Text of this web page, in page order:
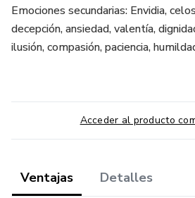
Emociones secundarias: Envidia,
decepción, ansiedad, valentía,
ilusión, compasión, paciencia,
Acceder al producto
Ventajas Detalles